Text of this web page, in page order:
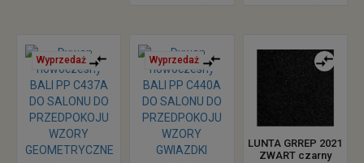
Wyprzedaż Wyprzedaż
LUNTA GRREP 2021
ZWART czarny